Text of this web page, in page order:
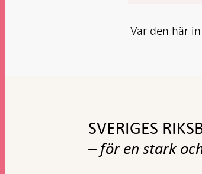
Var den här
SVERIGES
– för en stark